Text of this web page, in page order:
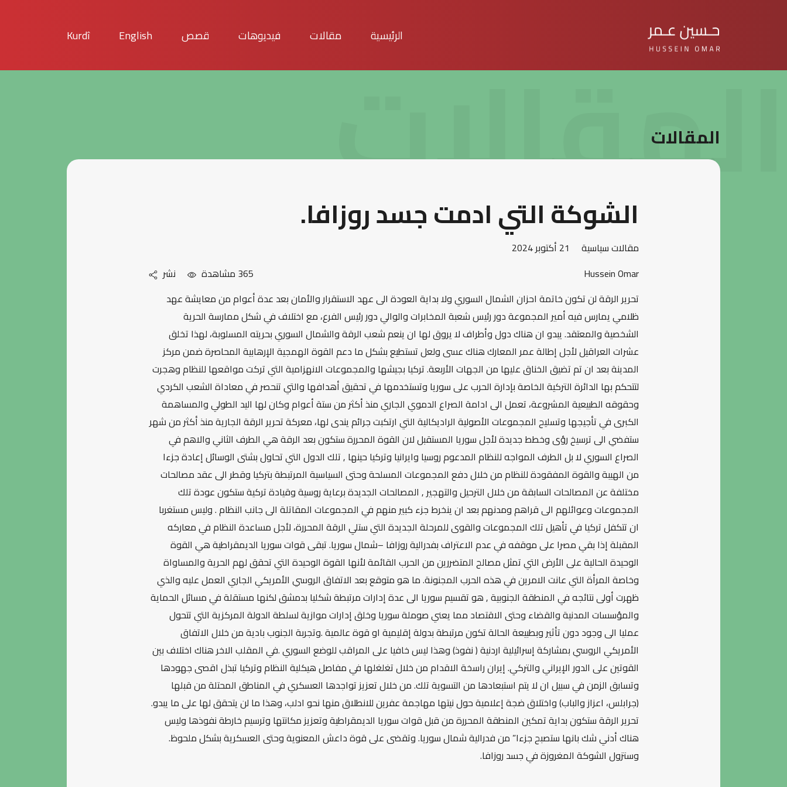
الرئيسية مقالات فيديوهات قصص English
Kurdî المقالات
المقالات
الشوكة التي ادمت جسد روزافا.
مقالات سياسية
21 أكتوبر 2024
Hussein Omar
365 مشاهدة
نشر
تحرير الرقة لن تكون خاتمة احزان الشمال السوري ولا بداية العودة الى عهد الاستقرار والأمان بعد عدة أعوام من معايشة عهد
ظلامي يمارس فيه أمير المجموعة دور رئيس شعبة المخابرات والوالي دور رئيس الفرع، مع اختلاف في شكل ممارسة الحرية
الشخصية والمعتقد. يبدو ان هناك دول وأطراف لا يروق لها ان ينعم شعب الرقة والشمال السوري بحريته المسلوبة، لهذا تخلق
عشرات العراقيل لأجل إطالة عمر المعارك هناك عسى ولعل تستطيع بشكل ما دعم القوة الهمجية الإرهابية المحاصرة ضمن مركز
المدينة بعد ان تم تضيق الخناق عليها من الجهات الأربعة. تركيا بجيشها والمجموعات الانهزامية التي تركت مواقعها للنظام وهجرت
لتتحكم بها الدائرة التركية الخاصة بإدارة الحرب على سوريا وتستخدمها في تحقيق أهدافها والتي تنحصر في معاداة الشعب الكردي
وحقوقه الطبيعية المشروعة، تعمل الى ادامة الصراع الدموي الجاري منذ أكثر من ستة أعوام وكان لها اليد الطولي والمساهمة
الكبرى في تأجيجها وتسليح المجموعات الأصولية الراديكالية التي ارتكبت جرائم يندى لها، معركة تحرير الرقة الجارية منذ أكثر من شهر
ستفضي الى ترسيخ رؤى وخطط جديدة لأجل سوريا المستقبل لان القوة المحررة ستكون بعد الرقة هي الطرف الثاني والاهم في
الصراع السوري لا بل الطرف المواجه للنظام المدعوم روسيا وايرانيا وتركيا حينها , تلك الدول التي تحاول بشتى الوسائل إعادة جزءا
من الهيبة والقوة المفقودة للنظام من خلال دفع المجموعات المسلحة وحتى السياسية المرتبطة بتركيا وقطر الى عقد مصالحات
مختلفة عن المصالحات السابقة من خلال الترحيل والتهجير , المصالحات الجديدة برعاية روسية وقيادة تركية ستكون عودة تلك
المجموعات وعوائلهم الى قراهم ومدنهم بعد ان ينخرط جزء كبير منهم في المجموعات المقاتلة الى جانب النظام . وليس مستغربا
ان تتكفل تركيا في تأهيل تلك المجموعات والقوى للمرحلة الجديدة التي ستلي الرقة المحررة، لأجل مساعدة النظام في معاركه
المقبلة إذا بقي مصرا على موقفه في عدم الاعتراف بفدرالية روزافا –شمال سوريا. تبقى قوات سوريا الديمقراطية هي القوة
الوحيدة الحالية على الأرض التي تمثل مصالح المتضررين من الحرب القائمة لأنها القوة الوحيدة التي تحقق لهم الحرية والمساواة
وخاصة المرأة التي عانت الامرين في هذه الحرب المجنونة. ما هو متوقع بعد الاتفاق الروسي الأمريكي الجاري العمل عليه والذي
ظهرت أولى نتائجه في المنطقة الجنوبية , هو تقسيم سوريا الى عدة إدارات مرتبطة شكليا بدمشق لكنها مستقلة في مسائل الحماية
والمؤسسات المدنية والقضاء وحتى الاقتصاد مما يعني صوملة سوريا وخلق إدارات موازية لسلطة الدولة المركزية التي تتحول
عمليا الى وجود دون تأثير وبطبيعة الحالة تكون مرتبطة بدولة إقليمية او قوة عالمية .وتجربة الجنوب بادية من خلال الاتفاق
الأمريكي الروسي بمشاركة إسرائيلية اردنية ( نفوذ) وهذا ليس خافيا على المراقب للوضع السوري .في المقلب الاخر هناك اختلاف بين
القوتين على الدور الإيراني والتركي. إيران راسخة الاقدام من خلال تغلغلها في مفاصل هيكلية النظام وتركيا تبذل اقصى جهودها
وتسابق الزمن في سبيل ان لا يتم استبعادها من التسوية تلك. من خلال تعزيز تواجدها العسكري في المناطق المحتلة من قبلها
(جرابلس، اعزاز والباب) واختلاق ضجة إعلامية حول نيتها مهاجمة عفرين للانطلاق منها نحو ادلب، وهذا ما لن يتحقق لها على ما يبدو.
تحرير الرقة ستكون بداية تمكين المنطقة المحررة من قبل قوات سوريا الديمقراطية وتعزيز مكانتها وترسيم خارطة نفوذها وليس
هناك أدني شك بانها ستصبح جزءا” من فدرالية شمال سوريا. وتقضى على قوة داعش المعنوية وحتى العسكرية بشكل ملحوظ.
وستزول الشوكة المغروزة في جسد روزافا.